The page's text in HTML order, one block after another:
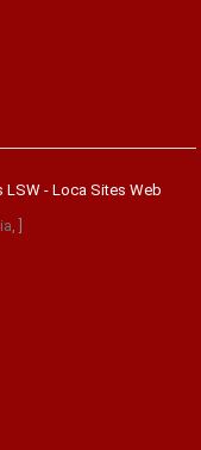
LSW - Loca Sites Web
, ]